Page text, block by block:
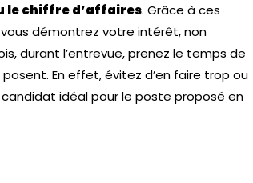
le chiffre d’affaires. Grâce à ces
démontrez votre intérêt, non
durant l’entrevue, prenez le temps de
En effet, évitez d’en faire trop ou
candidat idéal pour le poste proposé en